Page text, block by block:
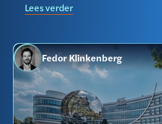
Lees verder
Fedor Klinkenberg